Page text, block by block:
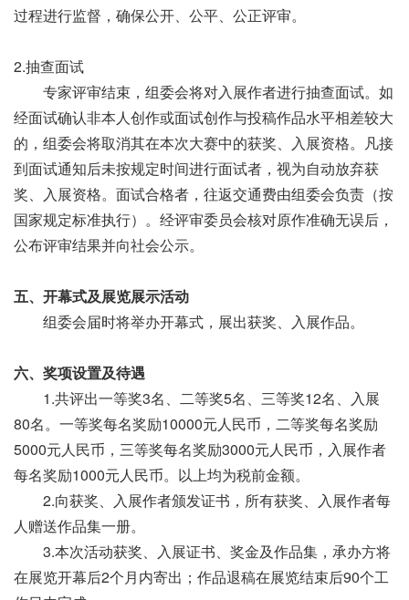
过程进行监督，确保公开、公平、公正评审。
2.抽查面试
专家评审结束，组委会将对入展作者进行抽查面试。如
经面试确认非本人创作或面试创作与投稿作品水平相差较大
的，组委会将取消其在本次大赛中的获奖、入展资格。凡接
到面试通知后未按规定时间进行面试者，视为自动放弃获
奖、入展资格。面试合格者，往返交通费由组委会负责（按
国家规定标准执行）。经评审委员会核对原作准确无误后，
公布评审结果并向社会公示。
五、开幕式及展览展示活动
组委会届时将举办开幕式，展出获奖、入展作品。
六、奖项设置及待遇
1.共评出一等奖3名、二等奖5名、三等奖12名、入展
80名。一等奖每名奖励10000元人民币，二等奖每名奖励
5000元人民币，三等奖每名奖励3000元人民币，入展作者
每名奖励1000元人民币。以上均为税前金额。
2.向获奖、入展作者颁发证书，所有获奖、入展作者每
人赠送作品集一册。
3.本次活动获奖、入展证书、奖金及作品集，承办方将
在展览开幕后2个月内寄出；作品退稿在展览结束后90个工